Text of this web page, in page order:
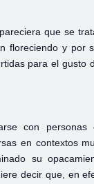
que se
floreciendo y por
para el gusto
con personas
en contextos
su
decir que, en